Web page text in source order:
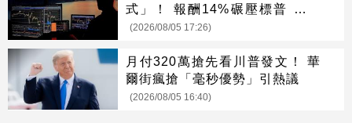
式」！ 報酬14%碾壓標普 直接
辭職去炒股
(2026/08/05 17:26)
月付320萬搶先看川普發文！ 華
爾街瘋搶「毫秒優勢」引熱議
(2026/08/05 16:40)